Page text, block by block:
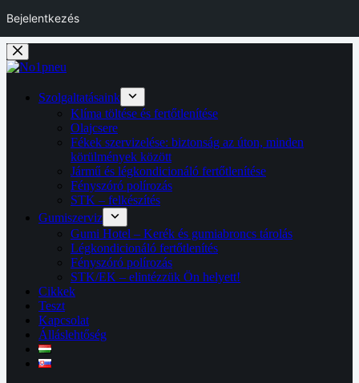
Bejelentkezés
Skip
to
content
Szolgaltatásaink
Klíma töltése és fertőtlenítése
Olajcsere
Fékek szervizelése: biztonság az úton, minden
körülmények között
Jármű és légkondicionáló fertőtlenítése
Fényszóró polírozás
STK – felkészítés
Gumiszerviz
Gumi Hotel – Kerék és gumiabroncs tárolás
Légkondicionáló fertőtlenítés
Fényszóró polírozás
STK/EK – elintézzük Ön helyett!
Cikkek
Teszt
Kapcsolat
Álláslehtőség